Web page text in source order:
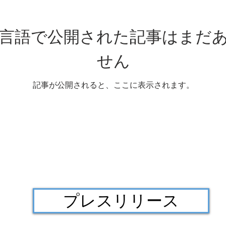
語で公開された記事はまだ
せん
記事が公開されると、ここに表示されます。
プレスリリース